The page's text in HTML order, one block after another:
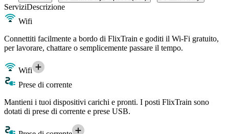
ServiziDescrizione
Wifi
Connettiti facilmente a bordo di FlixTrain e goditi il Wi-Fi gratuito,
per lavorare, chattare o semplicemente passare il tempo.
Wifi
Prese di corrente
Mantieni i tuoi dispositivi carichi e pronti. I posti FlixTrain sono
dotati di prese di corrente e prese USB.